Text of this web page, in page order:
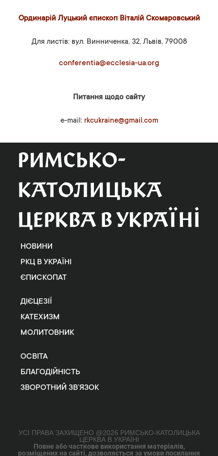
Ординарій Луцький єпископ Віталій Скомаровський
Для листів: вул. Винниченка, 32, Львів, 79008
conferentia@ecclesia-ua.org
Питання щодо сайту
e-mail: rkcukraine@gmail.com
НОВИНИ
РКЦ В УКРАЇНІ
ЄПИСКОПАТ
ДІЄЦЕЗІЇ
КАТЕХИЗМ
МОЛИТОВНИК
ОСВІТА
БЛАГОДІЙНІСТЬ
ЗВОРОТНИЙ ЗВ’ЯЗОК
УСІ ПРАВА ЗАХИЩЕНО @2026 РИМСЬКО-КАТОЛИЦЬКА
ЦЕРКВА В УКРАЇНІ
Повне або часткове використання матеріалів,
розміщених на сайті, дозволяється за умови посилання